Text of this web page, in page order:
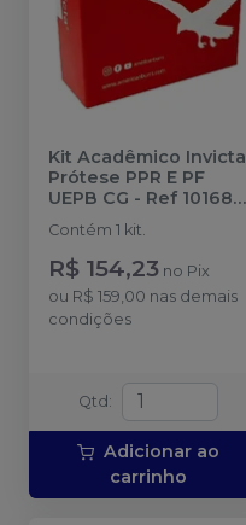
Kit Acadêmico Invicta
Prótese PPR E PF
UEPB CG - Ref 10168-
AMERICAN BURRS
Contém 1 kit.
R$ 154,23 no Pix
ou R$ 159,00 nas demais
condições
Qtd :
Adicionar ao
carrinho